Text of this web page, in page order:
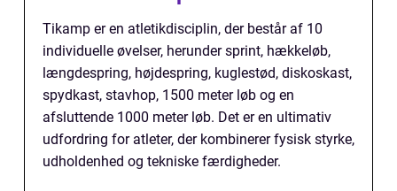
Tikamp er en atletikdisciplin, der består af 10
individuelle øvelser, herunder sprint, hækkeløb,
længdespring, højdespring, kuglestød, diskoskast,
spydkast, stavhop, 1500 meter løb og en
afsluttende 1000 meter løb. Det er en ultimativ
udfordring for atleter, der kombinerer fysisk styrke,
udholdenhed og tekniske færdigheder.